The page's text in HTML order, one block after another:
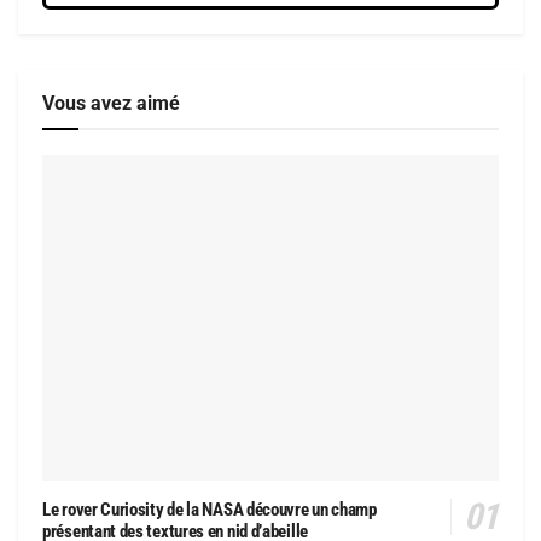
Vous avez aimé
Le rover Curiosity de la NASA découvre un champ
présentant des textures en nid d’abeille